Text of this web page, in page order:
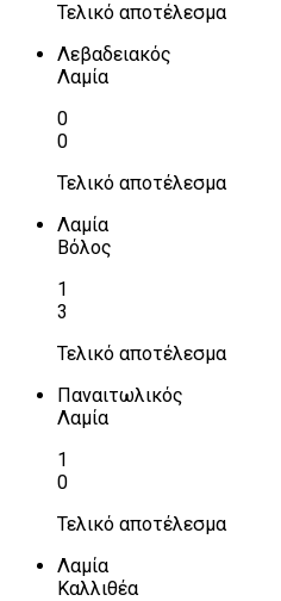
Τελικό αποτέλεσμα
Λεβαδειακός
Λαμία
0
0
Τελικό αποτέλεσμα
Λαμία
Βόλος
1
3
Τελικό αποτέλεσμα
Παναιτωλικός
Λαμία
1
0
Τελικό αποτέλεσμα
Λαμία
Καλλιθέα